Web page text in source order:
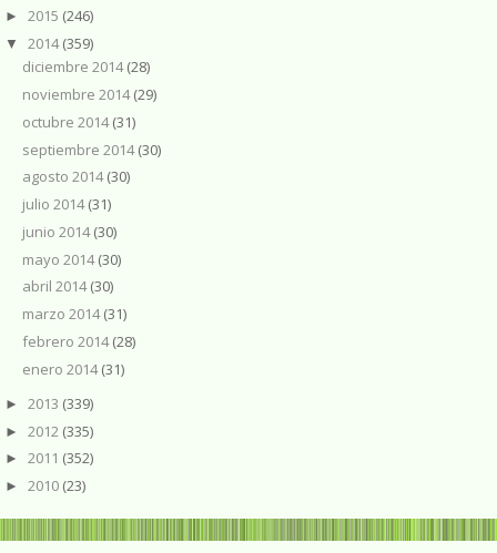
► 2015 (246)
▼ 2014(359)
diciembre 2014(28)
noviembre 2014(29)
octubre 2014(31)
septiembre 2014(30)
agosto 2014(30)
julio 2014(31)
junio 2014(30)
mayo 2014(30)
abril 2014(30)
marzo 2014(31)
febrero 2014(28)
enero 2014(31)
► 2013 (339)
► 2012 (335)
► 2011 (352)
► 2010 (23)